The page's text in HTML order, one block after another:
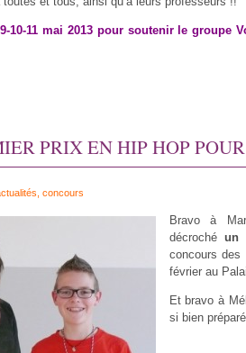
10-11 mai 2013 pour soutenir le groupe
PRIX EN HIP HOP
concours
Bravo à
décroché un
concours
février au
Et bravo à
si bien